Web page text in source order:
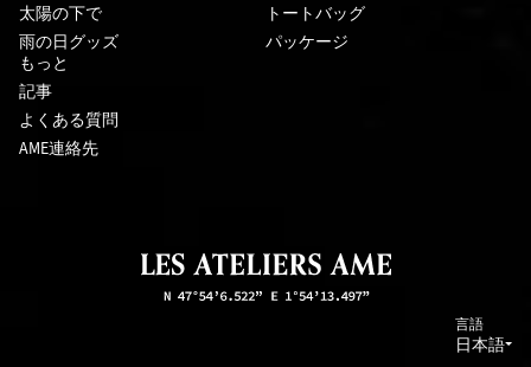
太陽の下で
トートバッグ
雨の日グッズ
パッケージ
もっと
記事
よくある質問
AME連絡先
言語
日本語